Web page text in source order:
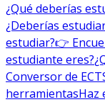
¿Qué deberías
¿Deberías
estudiar?👉
estudiante eres?
Conversor de
herramientasHaz